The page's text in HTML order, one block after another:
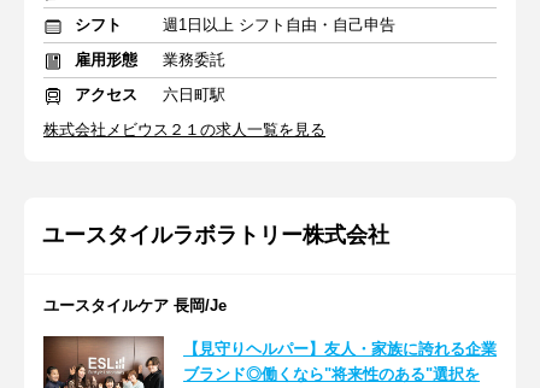
シフト
週1日以上 シフト自由・自己申告
雇用形態
業務委託
アクセス
六日町駅
株式会社メビウス２１の求人一覧を見る
ユースタイルラボラトリー株式会社
ユースタイルケア 長岡/Je
【見守りヘルパー】友人・家族に誇れる企業
ブランド◎働くなら"将来性のある"選択を